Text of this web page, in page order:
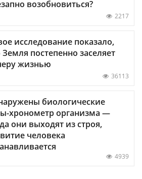
возобновиться?
2217
исследование показало,
Земля постепенно заселяет
жизнью
36113
биологические
хронометр организма —
они выходят из строя,
человека
4939